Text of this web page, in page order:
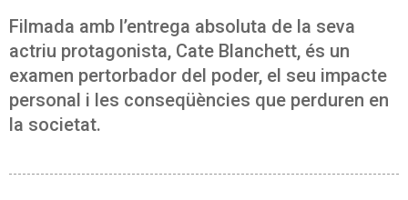
Filmada amb l’entrega absoluta de la seva
actriu protagonista, Cate Blanchett, és un
examen pertorbador del poder, el seu impacte
personal i les conseqüències que perduren en
la societat.